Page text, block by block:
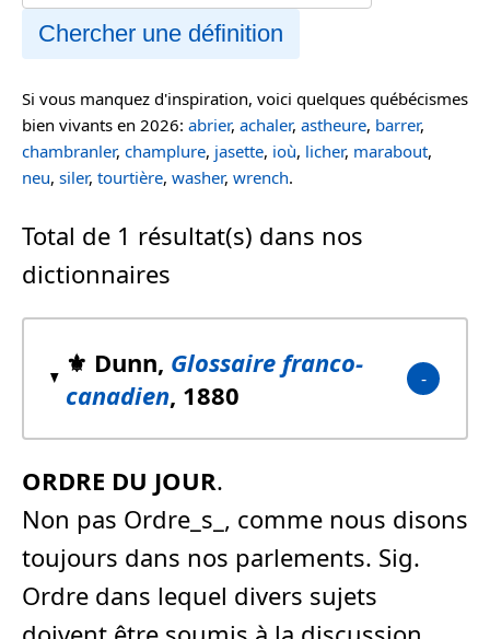
Chercher une définition
Si vous manquez d'inspiration, voici quelques québécismes
bien vivants en 2026: abrier, achaler, astheure, barrer,
chambranler, champlure, jasette, ioù, licher, marabout,
neu, siler, tourtière, washer, wrench.
Total de 1 résultat(s) dans nos
dictionnaires
⚜️ Dunn, Glossaire franco-
canadien, 1880
ORDRE DU JOUR.
Non pas Ordre_s_, comme nous disons
toujours dans nos parlements. Sig.
Ordre dans lequel divers sujets